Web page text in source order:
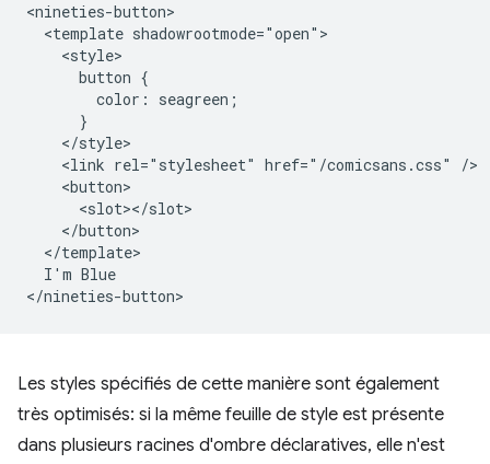
<nineties-button>
  <template shadowrootmode="open">
    <style>
      button {
        color: seagreen;
      }
    </style>
    <link rel="stylesheet" href="/comicsans.css" />
    <button>
      <slot></slot>
    </button>
  </template>
  I'm Blue
Les styles spécifiés de cette manière sont également
très optimisés: si la même feuille de style est présente
dans plusieurs racines d'ombre déclaratives, elle n'est